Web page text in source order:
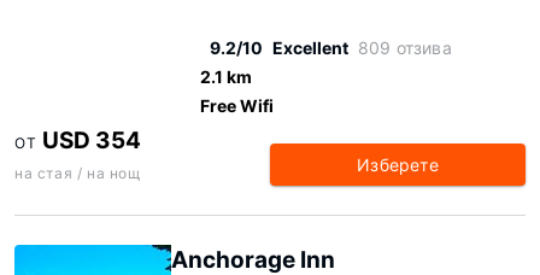
9.2/10 Excellent 809 отзива
2.1 km
Free Wifi
ОТ USD 354
на стая / на нощ Изберете
Anchorage Inn